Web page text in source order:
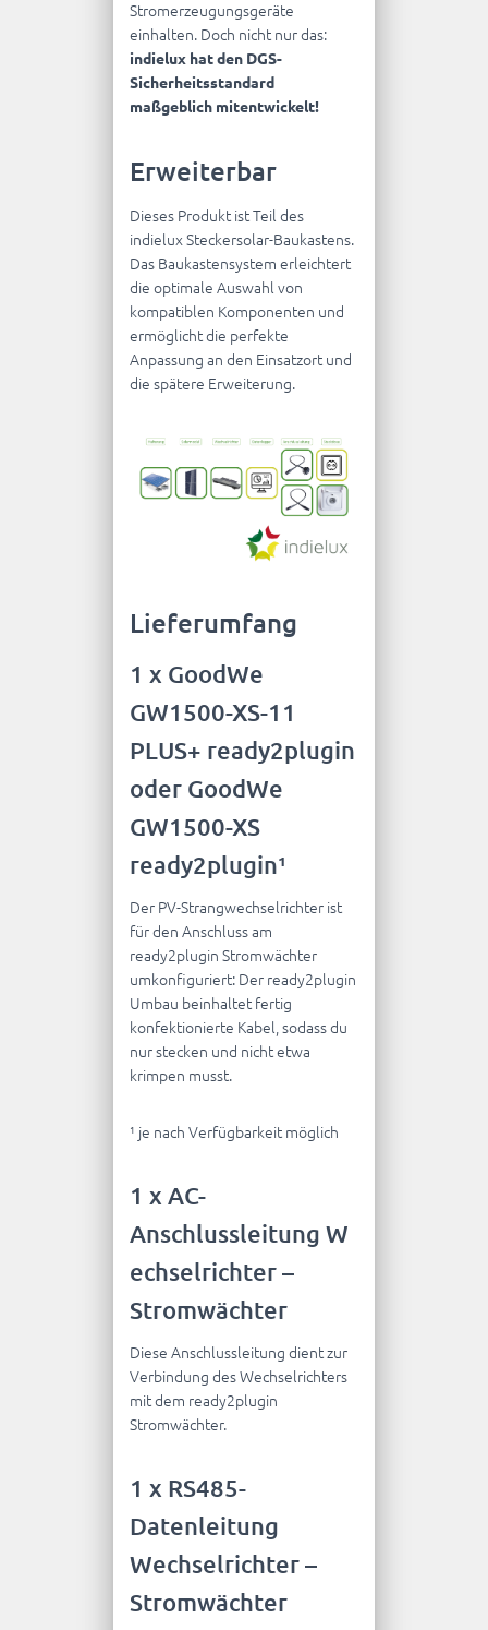
Stromerzeugungsgeräte
einhalten. Doch nicht nur das:
indielux hat den DGS-
Sicherheitsstandard
maßgeblich mitentwickelt!
Erweiterbar
Dieses Produkt ist Teil des
indielux Steckersolar-Baukastens.
Das Baukastensystem erleichtert
die optimale Auswahl von
kompatiblen Komponenten und
ermöglicht die perfekte
Anpassung an den Einsatzort und
die spätere Erweiterung.
Lieferumfang
1 x GoodWe
GW1500-XS-11
PLUS+ ready2plugin
oder GoodWe
GW1500-XS
ready2plugin¹
Der PV-Strangwechselrichter ist
für den Anschluss am
ready2plugin Stromwächter
umkonfiguriert: Der ready2plugin
Umbau beinhaltet fertig
konfektionierte Kabel, sodass du
nur stecken und nicht etwa
krimpen musst.
¹ je nach Verfügbarkeit möglich
1 x AC-
Anschlussleitung W
echselrichter –
Stromwächter
Diese Anschlussleitung dient zur
Verbindung des Wechselrichters
mit dem ready2plugin
Stromwächter.
1 x RS485-
Datenleitung
Wechselrichter –
Stromwächter